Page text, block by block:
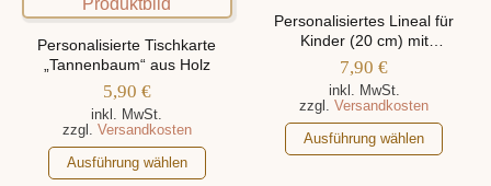
Optionen
können
auf
Produktseite
gewählt
werden
Optionen
können
der
Produktseite
gewählt
Personalisierte Tischkarte
„Tannenbaum“ aus Holz
5,90 €
inkl. MwSt.
zzgl. Versandkosten
Ausführung wählen
Dieses
Produkt
Personalisiertes Lineal für
Kinder (20 cm) mit
verschiedenen Motiven
7,90€
inkl. MwSt.
zzgl.Versandkosten
Ausführung wählen
Dieses
Produkt